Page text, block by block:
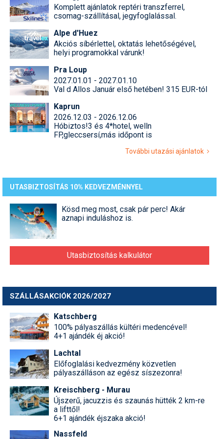
Komplett ajánlatok reptéri transzferrel,
csomag-szállításal, jegyfoglalással.
Alpe d'Huez
Akciós síbérlettel, oktatás lehetőségével,
helyi programokkal várunk!
Pra Loup
2027.01.01 - 2027.01.10
Val d Allos Január első hetében! 315 EUR-tól
Kaprun
2026.12.03 - 2026.12.06
Hóbiztos!3 és 4*hotel, welln
FP,gleccsersí,más időpont is
További utazási ajánlatok
UTASBIZTOSÍTÁS 10% KEDVEZMÉNNYEL
Kösd meg most, csak pár perc! Akár
aznapi induláshoz is.
Utasbiztosítás kalkulátor
SZÁLLÁSAKCIÓK 2026/2027
Katschberg
100% pályaszállás kültéri medencével!
4+1 ajándék éj akció!
Lachtal
Előfoglalási kedvezmény közvetlen
pályaszálláson az egész síszezonra!
Kreischberg - Murau
Újszerű, jacuzzis és szaunás hütték 2 km-re
a lifttől!
6+1 ajándék éjszaka akció!
Nassfeld